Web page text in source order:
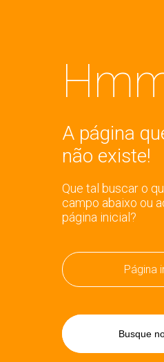
A página
não existe!
Que tal buscar o
campo abaixo ou
página inicial?
Página